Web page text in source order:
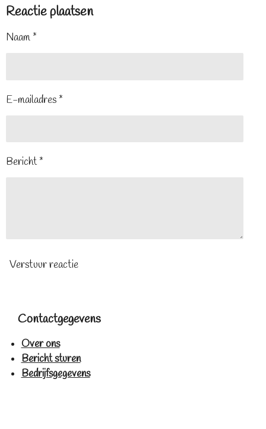
Reactie plaatsen
Naam *
E-mailadres *
Bericht *
Verstuur reactie
Contactgegevens
Over ons
Bericht sturen
Bedrijfsgegevens